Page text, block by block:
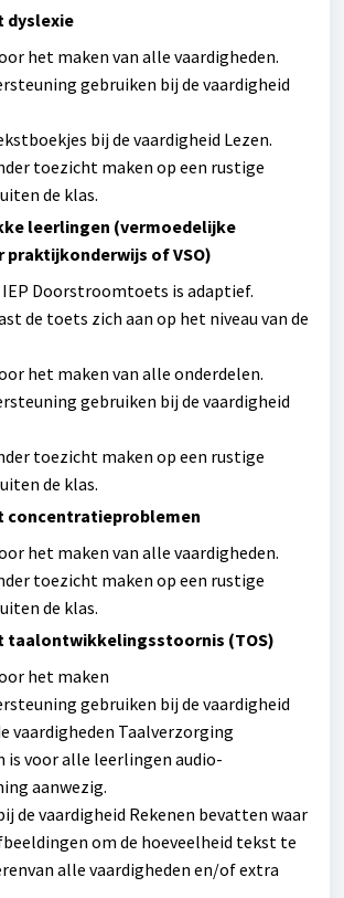
dyslexie
het maken van alle vaardigheden.
gebruiken bij de vaardigheid
bij de vaardigheid Lezen.
toezicht maken op een rustige
de klas.
leerlingen (vermoedelijke
of VSO)
Doorstroomtoets is adaptief.
de toets zich aan op het niveau van de
het maken van alle onderdelen.
gebruiken bij de vaardigheid
toezicht maken op een rustige
de klas.
concentratieproblemen
het maken van alle vaardigheden.
toezicht maken op een rustige
de klas.
taalontwikkelingsstoornis (TOS)
het maken
gebruiken bij de vaardigheid
vaardigheden Taalverzorging
is voor alle leerlingen audio-
aanwezig.
de vaardigheid Rekenen bevatten waar
om de hoeveelheid tekst te
alle vaardigheden en/of extra